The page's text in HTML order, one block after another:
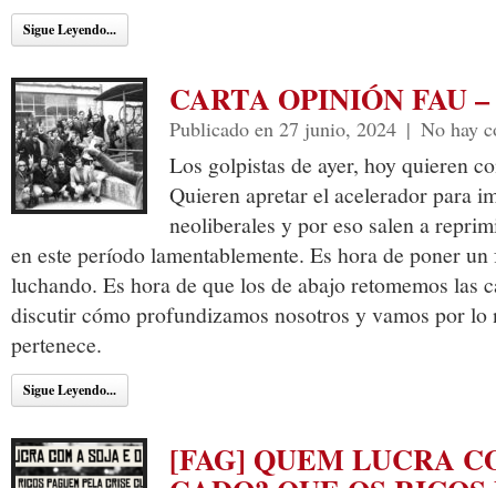
Sigue Leyendo...
CARTA OPINIÓN FAU
Publicado en 27 junio, 2024 | No hay
Los golpistas de ayer, hoy quieren
Quieren apretar el acelerador para
neoliberales y por eso salen a
en este período lamentablemente. Es hora de poner
luchando. Es hora de que los de abajo retomemos las
discutir cómo profundizamos nosotros y vamos por lo
pertenece.
Sigue Leyendo...
[FAG] QUEM LUCRA